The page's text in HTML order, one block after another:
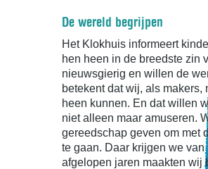
De wereld begrijpen
Het Klokhuis informeert
hen heen in de breedste zin
nieuwsgierig en willen de
betekent dat wij, als
heen kunnen. En dat willen
niet alleen maar amuseren.
gereedschap geven om met
te gaan. Daar krijgen we
afgelopen jaren maakten wij